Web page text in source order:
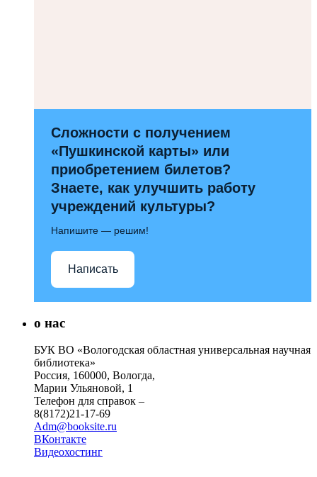
Сложности с получением
«Пушкинской карты» или
приобретением билетов?
Знаете, как улучшить работу
учреждений культуры?
Напишите — решим!
Написать
о нас
БУК ВО «Вологодская областная универсальная научная
библиотека»
Россия, 160000, Вологда,
Марии Ульяновой, 1
Телефон для справок –
8(8172)21-17-69
Adm@booksite.ru
ВКонтакте
Видеохостинг